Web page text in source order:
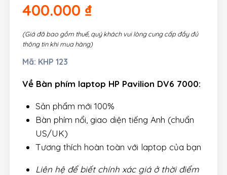
400.000 ₫
(Giá đã bao gồm thuế, quý khách vui lòng cung cấp đầy đủ
thông tin khi mua hàng)
Mã: KHP 123
Về Bàn phím laptop HP Pavilion DV6 7000:
Sản phẩm mới 100%
Bàn phím nổi, giao diện tiếng Anh (chuẩn
US/UK)
Tương thích hoàn toàn với laptop của bạn
Liên hệ để biết chính xác giá ở thời điểm